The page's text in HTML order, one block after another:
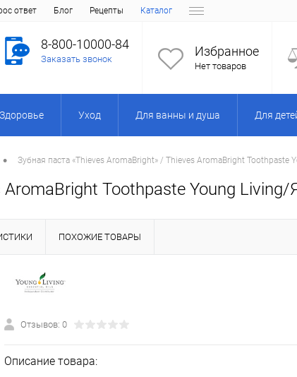
ответ Блог Рецепты Каталог
8-800-10000-84
Заказать звонок Избранное
Нет товаров
Здоровье Уход Для ванны и душа Для
• Зубная паста «Thieves AromaBright» / Thieves AromaBright Toothpaste
Toothpaste Young Living/
ПОХОЖИЕ ТОВАРЫ
Отзывов: 0
Описание товара: